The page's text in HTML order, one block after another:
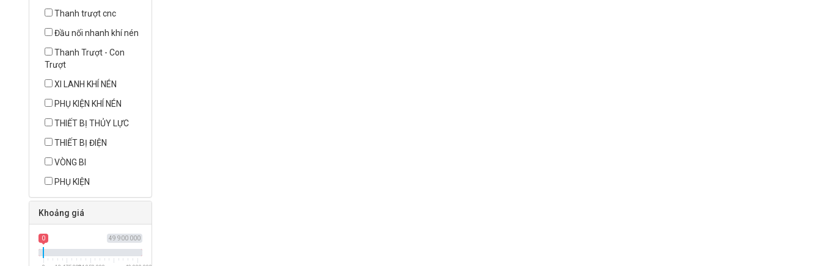
Thanh trượt cnc
Đầu nối nhanh khí nén
Thanh Trượt - Con
Trượt
XI LANH KHÍ NÉN
PHỤ KIỆN KHÍ NÉN
THIẾT BỊ THỦY LỰC
THIẾT BỊ ĐIỆN
VÒNG BI
PHỤ KIỆN
Khoảng giá
49 900 000
0